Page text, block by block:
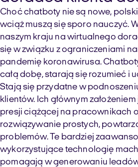
Choć chatboty nie są nowe,
wciąż muszą się sporo nauczyć.
naszym kraju na wirtualnego
się w związku z ograniczeniami
pandemię koronawirusa.
całą dobę, starają się rozumieć i
Stają się przydatne w
klientów. Ich głównym
presji ciążącej na pracownikach
rozwiązywanie prostych,
problemów. Te bardziej
wykorzystujące technologię
pomagają w generowaniu